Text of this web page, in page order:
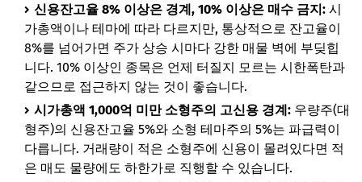
신용잔고율 8% 이상은 경계, 10% 이상은 매수 금지: 시
가총액이나 테마에 따라 다르지만, 통상적으로 잔고율이
8%를 넘어가면 주가 상승 시마다 강한 매물 벽에 부딪힙
니다. 10% 이상인 종목은 언제 터질지 모르는 시한폭탄과
같으므로 접근하지 않는 것이 좋습니다.
시가총액 1,000억 미만 소형주의 고신용 경계: 우량주(대
형주)의 신용잔고율 5%와 소형 테마주의 5%는 파급력이
다릅니다. 거래량이 적은 소형주에 신용이 몰려있다면 적
은 매도 물량에도 하한가로 직행할 수 있습니다.